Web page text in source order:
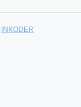
INKODER